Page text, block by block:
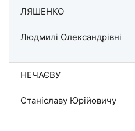
ЛЯШЕНКО
Людмилі Олександрівні
НЕЧАЄВУ
Станіславу Юрійовичу